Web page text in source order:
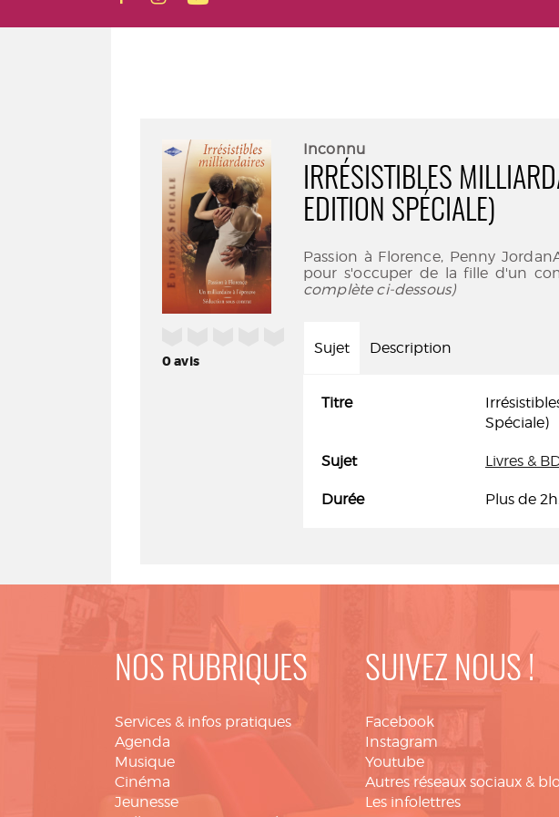
0avis
Inconnu
IRRÉSISTIBLES
EDITION SPÉCIALE)
Passion à Florence, Penny
pour s'occuper de la fille d'un
complète ci-dessous)
Sujet Description
Titre
Spéciale)
Sujet Livres &
Durée Plus de
NOS RUBRIQUES
Services & infos pratiques
Agenda
Musique
Cinéma
Jeunesse
SUIVEZ NOUS !
Facebook
Instagram
Youtube
Autres réseaux sociaux &
Les infolettres